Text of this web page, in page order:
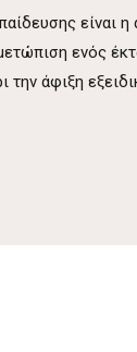
είναι
ενός
την άφιξη